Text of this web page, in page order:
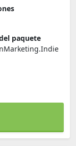
paquete